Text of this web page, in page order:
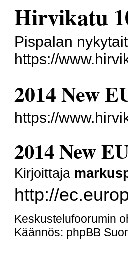
Hirvikatu
Pispalan
https://
2014 New
https://
2014 New
Kirjoittaja
http://
Keskustelufoorumin
Käännös: phpBB